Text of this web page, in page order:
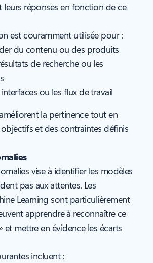
leurs réponses en fonction de ce
est couramment utilisée pour :
du contenu ou des produits
de recherche ou les
ou les flux de travail
la pertinence tout en
et des contraintes définis
vise à identifier les modèles
pas aux attentes. Les
Learning sont particulièrement
apprendre à reconnaître ce
et mettre en évidence les écarts
incluent :